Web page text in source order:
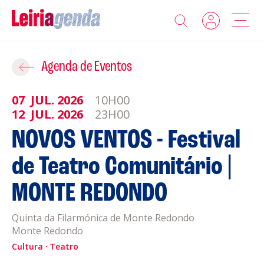
Agenda
Sobre a Leiriagenda
Promotores
Clubes Desportivos
Contactos
Informações
Política de Privacidade
Agenda de Eventos
07 JUL. 2026
10H00
12 JUL. 2026 23H00
NOVOS VENTOS - Festival
de Teatro Comunitário |
MONTE REDONDO
Quinta da Filarmónica de Monte Redondo
Monte Redondo
Cultura Teatro
Adicionar ao Roteiro
ROTEIROS EXISTENTES
CRIAR NOVO
Gravar